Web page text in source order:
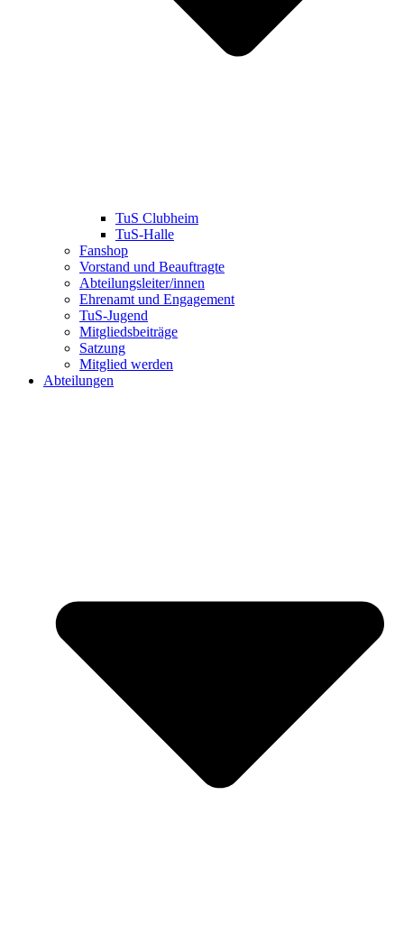
TuS Clubheim
TuS-Halle
Fanshop
Vorstand und Beauftragte
Abteilungsleiter/innen
Ehrenamt und Engagement
TuS-Jugend
Mitgliedsbeiträge
Satzung
Mitglied werden
Abteilungen